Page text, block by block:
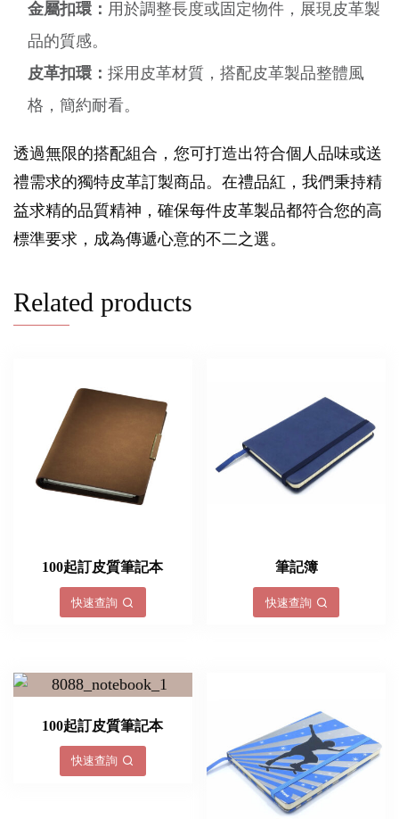
金屬扣環： 用於調整長度或固定物件，展現皮革製
品的質感。
皮革扣環： 採用皮革材質，搭配皮革製品整體風
格，簡約耐看。
透過無限的搭配組合，您可打造出符合個人品味或送
禮需求的獨特皮革訂製商品。在禮品紅，我們秉持精
益求精的品質精神，確保每件皮革製品都符合您的高
標準要求，成為傳遞心意的不二之選。
Related products
100起訂皮質筆記本
快速查詢
筆記簿
快速查詢
100起訂皮質筆記本
快速查詢